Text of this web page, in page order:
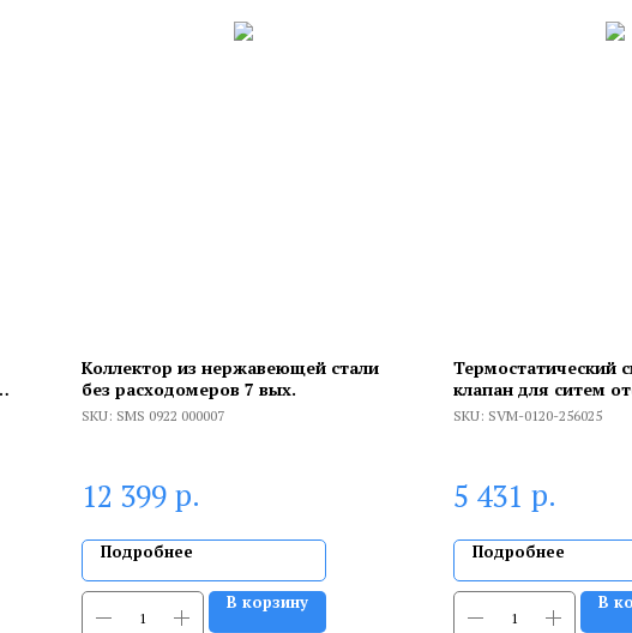
Коллектор из нержавеющей стали
без расходомеров 7 вых.
SKU: SMS 0922 000007
12 399 р.
Подробнее
В корзину
Термостатический
клапан для ситем
резьба
SKU: SVM-0120-256025
5 431 р.
Подробнее
В